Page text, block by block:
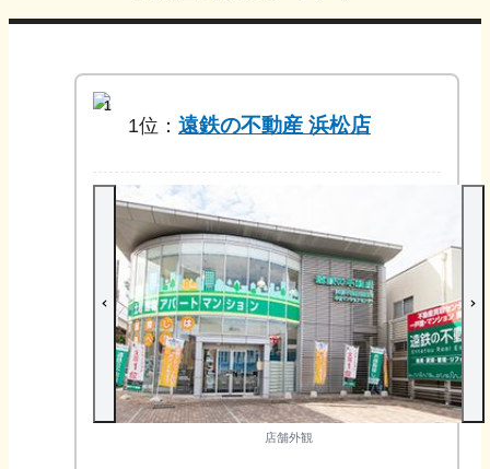
1
1位： 遠鉄の不動産 浜松店
店舗外観